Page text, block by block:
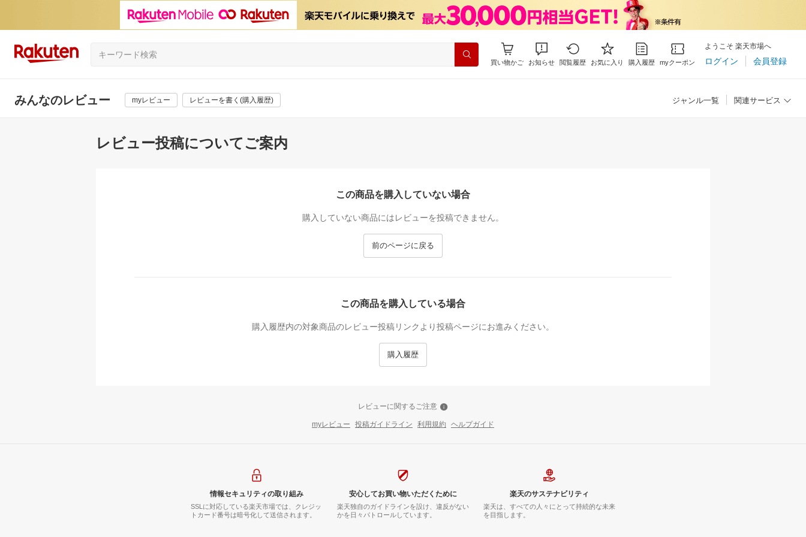
買い物かご お知らせ 閲覧履歴 お気に入り 購入履歴 myクーポン
ようこそ 楽天市場へ
ログイン 会員登録
みんなのレビュー myレビュー レビューを書く(購入履歴) ジャンル一覧 関連サービス
レビュー投稿についてご案内
この商品を購入していない場合
購入していない商品にはレビューを投稿できません。
前のページに戻る
この商品を購入している場合
購入履歴内の対象商品のレビュー投稿リンクより投稿ページにお進みください。
購入履歴
レビューに関するご注意
myレビュー 投稿ガイドライン 利用規約 ヘルプガイド
情報セキュリティの取り組み
SSLに対応している楽天市場では、クレジッ
トカード番号は暗号化して送信されます。
安心してお買い物いただくために
楽天独自のガイドラインを設け、違反がない
かを日々パトロールしています。
楽天のサステナビリティ
楽天は、すべての人々にとって持続的な未来
を目指します。